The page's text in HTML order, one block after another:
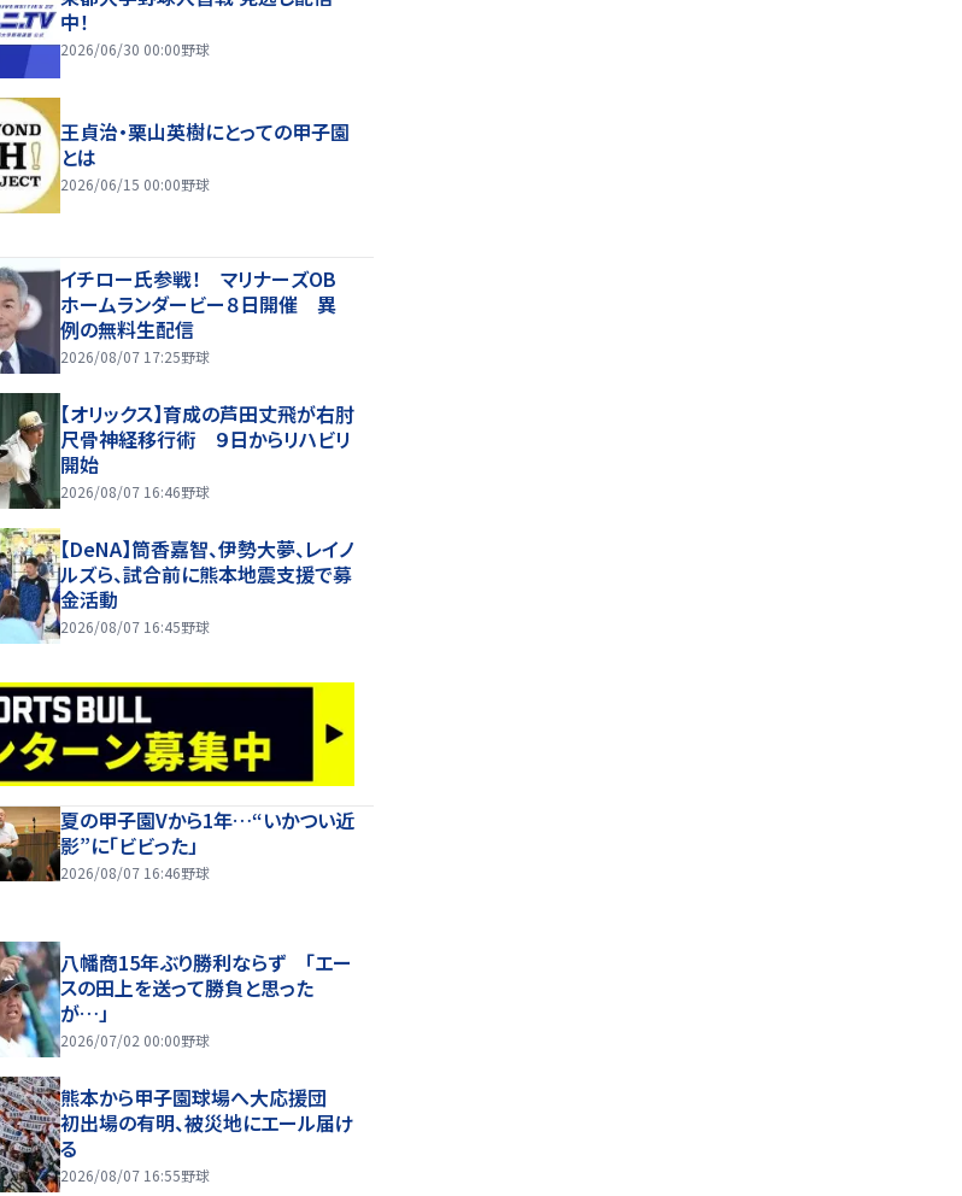
中！
2026/06/30 00:00野球
王貞治・栗山英樹にとっての甲子園
とは
2026/06/15 00:00野球
イチロー氏参戦！ マリナーズOB
ホームランダービー８日開催 異
例の無料生配信
2026/08/07 17:25野球
【オリックス】育成の芦田丈飛が右肘
尺骨神経移行術 ９日からリハビリ
開始
2026/08/07 16:46野球
【DeNA】筒香嘉智、伊勢大夢、レイノ
ルズら、試合前に熊本地震支援で募
金活動
2026/08/07 16:45野球
夏の甲子園Vから1年…“いかつい近
影”に「ビビった」
2026/08/07 16:46野球
八幡商15年ぶり勝利ならず 「エー
スの田上を送って勝負と思った
が…」
2026/07/02 00:00野球
熊本から甲子園球場へ大応援団
初出場の有明、被災地にエール届け
る
2026/08/07 16:55野球